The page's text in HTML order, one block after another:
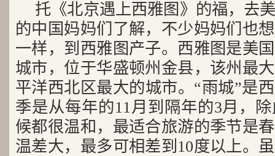
托《北京遇上西雅图》的福，去
的中国妈妈们了解，不少妈妈们也
一样，到西雅图产子。西雅图是美
城市，位于华盛顿州金县，该州最
平洋西北区最大的城市。“雨城”是
季是从每年的11月到隔年的3月，
候都很温和，最适合旅游的季节是
温差大，最多可相差到10度以上。